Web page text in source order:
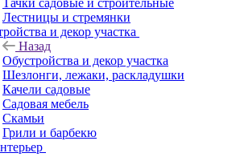
Тачки садовые и строительные
Лестницы и стремянки
и декор участка
Назад
Обустройства и декор участка
Шезлонги, лежаки, раскладушки
Качели садовые
Садовая мебель
Скамьи
Грили и барбекю